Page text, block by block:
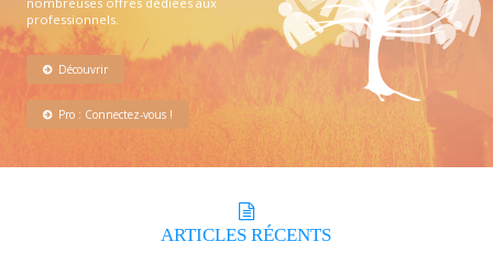
professionnels.
Découvrir
Pro : Connectez-vous !
ARTICLES RÉCENTS